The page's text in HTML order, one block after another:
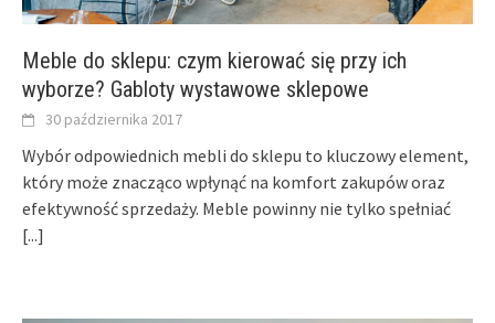
Meble do sklepu: czym kierować się przy ich
wyborze? Gabloty wystawowe sklepowe
30 października 2017
Wybór odpowiednich mebli do sklepu to kluczowy element,
który może znacząco wpłynąć na komfort zakupów oraz
efektywność sprzedaży. Meble powinny nie tylko spełniać
[...]